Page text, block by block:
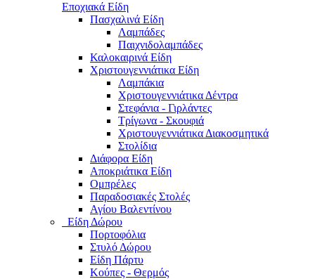
Εποχιακά Είδη
Πασχαλινά Είδη
Λαμπάδες
Παιχνιδολαμπάδες
Καλοκαιρινά Eίδη
Χριστουγεννιάτικα Είδη
Λαμπάκια
Χριστουγεννιάτικα Δέντρα
Στεφάνια - Γιρλάντες
Τρίγωνα - Σκουφιά
Χριστουγεννιάτικα Διακοσμητικά
Στολίδια
Διάφορα Είδη
Αποκριάτικα Είδη
Ομπρέλες
Παραδοσιακές Στολές
Αγίου Βαλεντίνου
Είδη Δώρου
Πορτοφόλια
Στυλό Δώρου
Είδη Πάρτυ
Κούπες - Θερμός